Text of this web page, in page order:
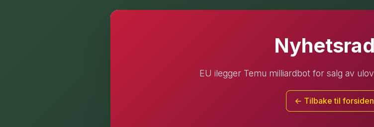
EU ilegger Temu milliardbot for salg av
← Tilbake til forsiden